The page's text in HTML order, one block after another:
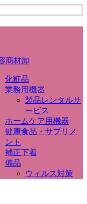
化粧品
業務用機器
製品レンタルサ
ービス
ホームケア用機器
健康食品・サプリメ
ント
補正下着
備品
ウィルス対策